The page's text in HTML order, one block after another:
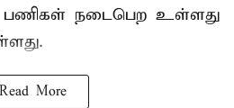
பணிகள் நடைபெற உள்ளது
Read More